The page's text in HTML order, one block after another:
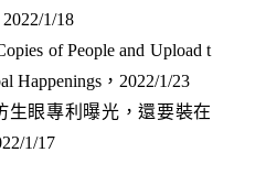
1/18
of People and Upload t
Happenings，2022/1/23
生眼專利曝光，還要裝在
1/17